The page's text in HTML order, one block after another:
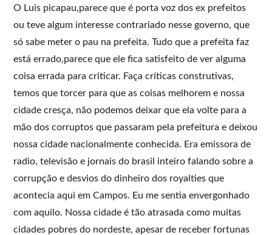
O Luis picapau,parece que é porta voz dos ex prefeitos
ou teve algum interesse contrariado nesse governo, que
só sabe meter o pau na prefeita. Tudo que a prefeita faz
está errado,parece que ele fica satisfeito de ver alguma
coisa errada para criticar. Faça críticas construtivas,
temos que torcer para que as coisas melhorem e nossa
cidade cresça, não podemos deixar que ela volte para a
mão dos corruptos que passaram pela prefeitura e deixou
nossa cidade nacionalmente conhecida. Era emissora de
radio, televisão e jornais do brasil inteiro falando sobre a
corrupção e desvios do dinheiro dos royalties que
acontecia aqui em Campos. Eu me sentia envergonhado
com aquilo. Nossa cidade é tão atrasada como muitas
cidades pobres do nordeste, apesar de receber fortunas